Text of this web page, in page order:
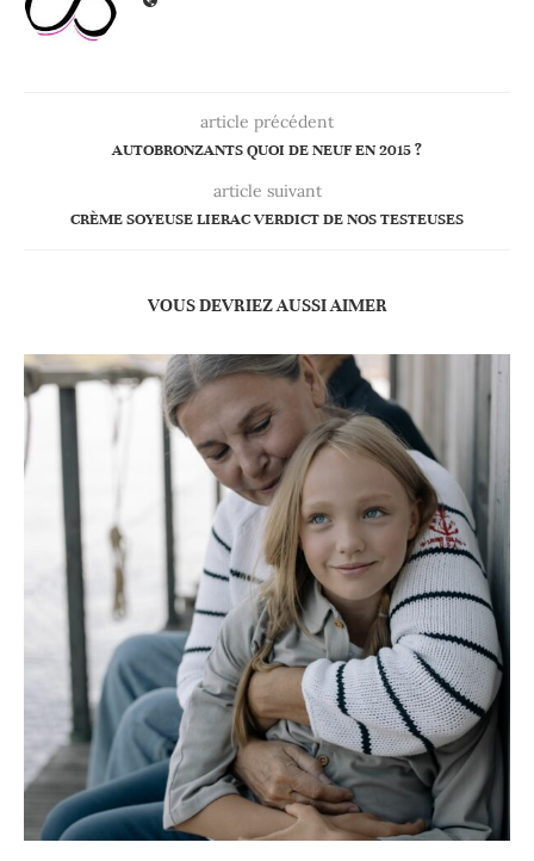
article précédent
AUTOBRONZANTS QUOI DE NEUF EN 2015 ?
article suivant
CRÈME SOYEUSE LIERAC VERDICT DE NOS TESTEUSES
VOUS DEVRIEZ AUSSI AIMER